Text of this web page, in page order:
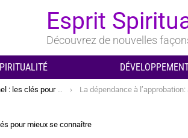
Esprit
Découvrez de nouvelles
mieux se connaître La dépendance à l’approbation: arrêtez de la rechercher et de vous inquiéter
pour mieux se connaître